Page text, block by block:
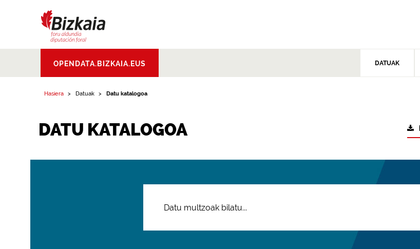
Aldundia.Diputacion
Foral de Bizkaia
OPENDATA.BIZKAIA.EUS DATUAK
Hasiera Datuak Datu katalogoa
DATU KATALOGOA